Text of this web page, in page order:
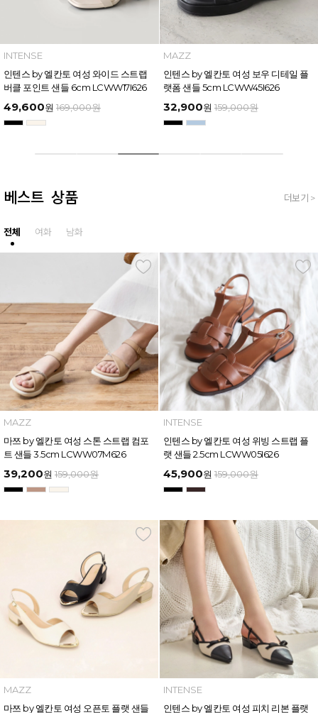
by 엘칸토 남성 트리플 스트랩 벨
슬라이드 4.5cm LCMW61M626
원159,000원
MAZZ
마쯔 by 엘칸토 여성 링크 장식 플랫폼
샌들 6cm LCWW50M626
54,400원169,000원
인
베스트 상품
전체 여화 남화
더보기 >
MAZZ
마쯔 by 엘칸토 여성 스톤 스트랩 컴포
트 샌들 3.5cm LCWW07M626
39,200원 159,000원
INTENSE
인텐스 by 엘칸토 여성 위빙 스트랩 플
랫 샌들 2.5cm LCWW05I626
45,900원 159,000원
MAZZ
마쯔 by 엘칸토 여성 오픈토 플랫 샌들
INTENSE
인텐스 by 엘칸토 여성 피치 리본 플랫